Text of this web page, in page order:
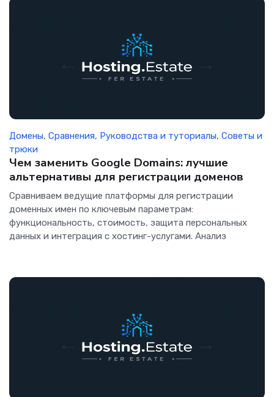
Домены, Сравнения, Руководства и туториалы, Советы и
трюки
Чем заменить Google Domains: лучшие
альтернативы для регистрации доменов
Сравниваем ведущие платформы для регистрации
доменных имен по ключевым параметрам:
функциональность, стоимость, защита персональных
данных и интеграция с хостинг-услугами. Анализ